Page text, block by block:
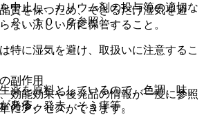
質を保つため、できるだけ湿気を避
ない涼しい所に保管すること。
特に湿気を避け、取扱いに注意するこ
薬を原料としているので、色調、味、
ある。
中止し、カリウム剤の投与等の適切な
２、１０．２参照〕。
副作用
発疹、発赤、そう痒等。
効能効果や後発品の情報が一度に参照
にアクセスができます。